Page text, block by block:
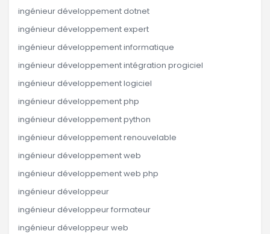
ingénieur développement dotnet
ingénieur développement expert
ingénieur développement informatique
ingénieur développement intégration progiciel
ingénieur développement logiciel
ingénieur développement php
ingénieur développement python
ingénieur développement renouvelable
ingénieur développement web
ingénieur développement web php
ingénieur développeur
ingénieur développeur formateur
ingénieur développeur web